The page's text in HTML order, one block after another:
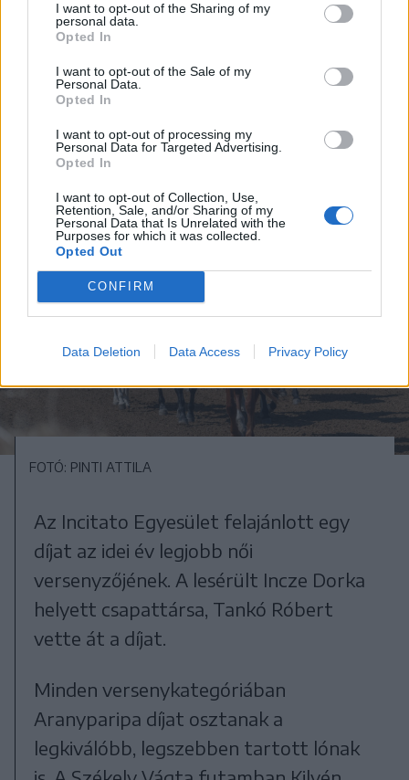
I want to opt-out of the Sharing of my
personal data.
Opted In
I want to opt-out of the Sale of my
Personal Data.
Opted In
I want to opt-out of processing my
Personal Data for Targeted Advertising.
Opted In
I want to opt-out of Collection, Use,
Retention, Sale, and/or Sharing of my
Personal Data that Is Unrelated with the
Purposes for which it was collected.
Opted Out
CONFIRM
Data Deletion Data Access Privacy Policy
Villámlással, harmadikként
pedig Farkas Dán futott
be Illyefalva
képviseletében.
FOTÓ: PINTI ATTILA
Az Incitato Egyesület felajánlott egy
díjat az idei év legjobb női
versenyzőjének. A lesérült Incze Dorka
helyett csapattársa, Tankó Róbert
vette át a díjat.
Minden versenykategóriában
Aranyparipa díjat osztanak a
legkiválóbb, legszebben tartott lónak